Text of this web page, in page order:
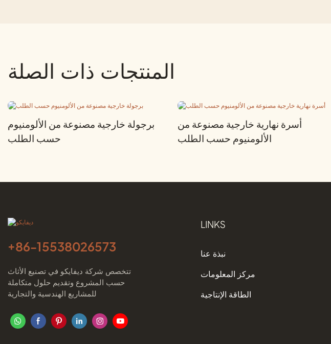
المنتجات ذات الصلة
برجولة خارجية مصنوعة من الألومنيوم
حسب الطلب
أسرة نهارية خارجية مصنوعة من
الألومنيوم حسب الطلب
+86-15538026573
تتخصص شركة ديفايكو في تصنيع الأثاث
حسب المشروع وتقديم حلول متكاملة
للمشاريع الهندسية والتجارية
LINKS
نبذة عنا
مركز المعلومات
الطاقة الإنتاجية